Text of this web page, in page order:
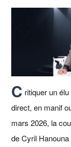
C ritiquer un
direct, en manif
mars 2026, la
de Cyril